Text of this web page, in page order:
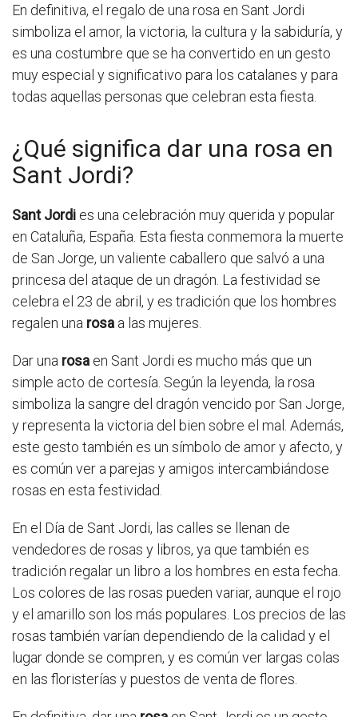
En definitiva, el regalo de una rosa en Sant Jordi
simboliza el amor, la victoria, la cultura y la sabiduría, y
es una costumbre que se ha convertido en un gesto
muy especial y significativo para los catalanes y para
todas aquellas personas que celebran esta fiesta.
¿Qué significa dar una rosa en
Sant Jordi?
Sant Jordi es una celebración muy querida y popular
en Cataluña, España. Esta fiesta conmemora la muerte
de San Jorge, un valiente caballero que salvó a una
princesa del ataque de un dragón. La festividad se
celebra el 23 de abril, y es tradición que los hombres
regalen una rosa a las mujeres.
Dar una rosa en Sant Jordi es mucho más que un
simple acto de cortesía. Según la leyenda, la rosa
simboliza la sangre del dragón vencido por San Jorge,
y representa la victoria del bien sobre el mal. Además,
este gesto también es un símbolo de amor y afecto, y
es común ver a parejas y amigos intercambiándose
rosas en esta festividad.
En el Día de Sant Jordi, las calles se llenan de
vendedores de rosas y libros, ya que también es
tradición regalar un libro a los hombres en esta fecha.
Los colores de las rosas pueden variar, aunque el rojo
y el amarillo son los más populares. Los precios de las
rosas también varían dependiendo de la calidad y el
lugar donde se compren, y es común ver largas colas
en las floristerías y puestos de venta de flores.